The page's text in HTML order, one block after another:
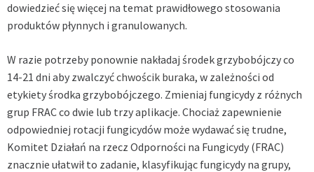
dowiedzieć się więcej na temat prawidłowego stosowania
produktów płynnych i granulowanych.
W razie potrzeby ponownie nakładaj środek grzybobójczy co
14-21 dni aby zwalczyćchwościk buraka, w zależności od
etykiety środka grzybobójczego. Zmieniaj fungicydy z różnych
grup FRAC co dwie lub trzy aplikacje. Chociaż zapewnienie
odpowiedniej rotacji fungicydów może wydawać się trudne,
Komitet Działań na rzecz Odporności na Fungicydy (FRAC)
znacznie ułatwił to zadanie, klasyfikując fungicydy na grupy,